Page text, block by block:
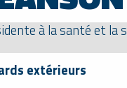
à la santé et la
extérieurs